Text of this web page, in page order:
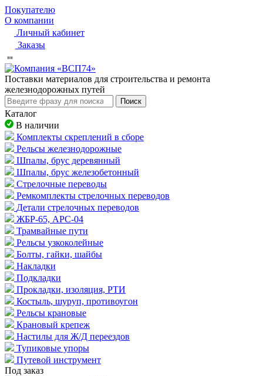
Покупателю
О компании
Личный кабинет
Заказы
Пocтaвки мaтepиaлoв для cтpoитeльcтвa и peмoнтa
жeлeзнoдopoжныx путeй
Поиск
Каталог
В наличии
Комплекты скреплений в сборе
Рельсы железнодорожные
Шпалы, брус деревянный
Шпалы, брус железобетонный
Стрелочные переводы
Ремкомплекты стрелочных переводов
Детали стрелочных переводов
ЖБР-65, АРС-04
Трамвайные пути
Рельсы узкоколейные
Болты, гайки, шайбы
Накладки
Подкладки
Прокладки, изоляция, РТИ
Костыль, шуруп, противоугон
Рельсы крановые
Крановый крепеж
Настилы для Ж/Д переездов
Тупиковые упоры
Путевой инструмент
Под заказ